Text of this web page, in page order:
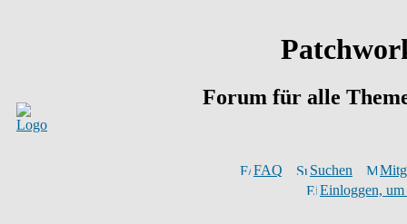
Forum für alle
FAQ Suchen
Einloggen,